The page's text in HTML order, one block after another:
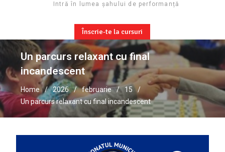
Intră în lumea șahului de performanță
Înscrie-te la cursuri
Un parcurs relaxant cu final
incandescent
Home 2026 februarie
15
Un parcurs relaxant cu final incandescent